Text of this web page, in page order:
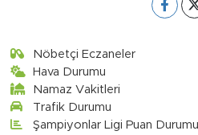
Nöbetçi Eczaneler
Hava Durumu
Namaz Vakitleri
Trafik Durumu
Şampiyonlar Ligi Puan